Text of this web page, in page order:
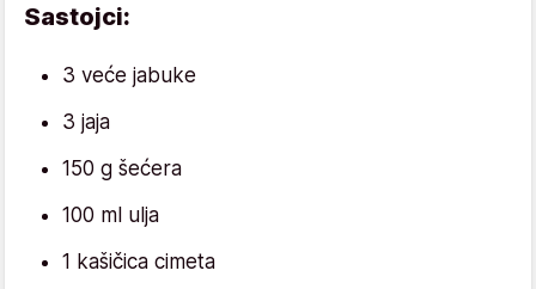
Sastojci:
3 veće jabuke
3 jaja
150 g šećera
100 ml ulja
1 kašičica cimeta